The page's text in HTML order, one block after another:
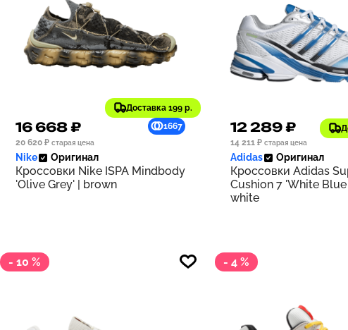
Доставка 199 р.
16 668 ₽
1667
20 620 ₽ старая цена
Nike Оригинал
Кроссовки Nike ISPA Mindbody
'Olive Grey' | brown
12 289 ₽
14 211 ₽ старая цена
Adidas Оригинал
Кроссовки Adidas
Cushion 7 'White Blue
white
- 10 % - 4 %